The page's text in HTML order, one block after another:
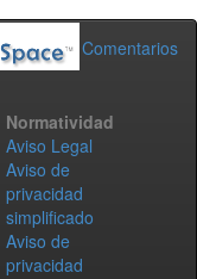
Comentarios
Normatividad
Aviso Legal
Aviso de
privacidad
simplificado
Aviso de
privacidad